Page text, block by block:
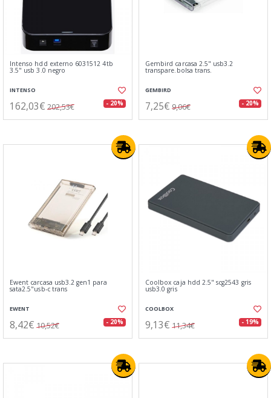
Intenso hdd externo 6031512 4tb
3.5" usb 3.0 negro
INTENSO
162,03€ 202,53€ - 20%
Gembird carcasa 2.5" usb3.2
transpare.bolsa trans.
GEMBIRD
7,25€ 9,06€ - 20%
Ewent carcasa usb3.2 gen1 para
sata2.5"usb-c trans
EWENT
8,42€ 10,52€ - 20%
Coolbox caja hdd 2.5" scg2543 gris
usb3.0 gris
COOLBOX
9,13€ 11,34€ - 19%